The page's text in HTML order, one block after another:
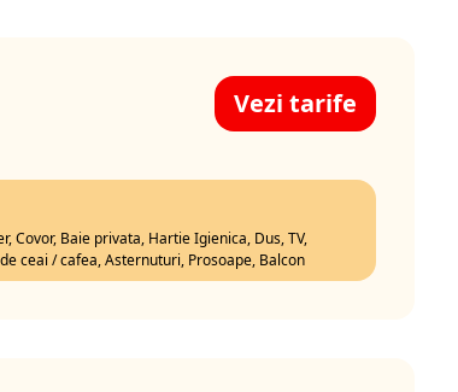
Vezi tarife
Covor, Baie privata, Hartie Igienica, Dus, TV,
ceai / cafea, Asternuturi, Prosoape, Balcon